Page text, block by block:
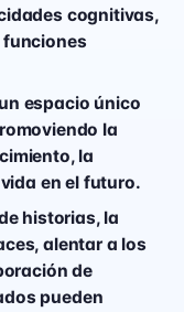
cognitivas,
funciones
espacio único
la
la
en el futuro.
historias, la
alentar a los
de
pueden